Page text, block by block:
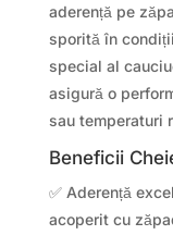
aderență pe
sporită în
special al
asigură o
sau temperaturi
Beneficii
✅ Aderență
acoperit cu